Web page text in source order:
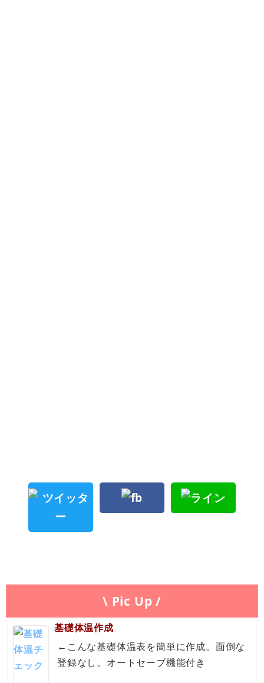
\ Pic Up /
基礎体温作成
←こんな基礎体温表を簡単に作成。面倒な
登録なし。オートセーブ機能付き